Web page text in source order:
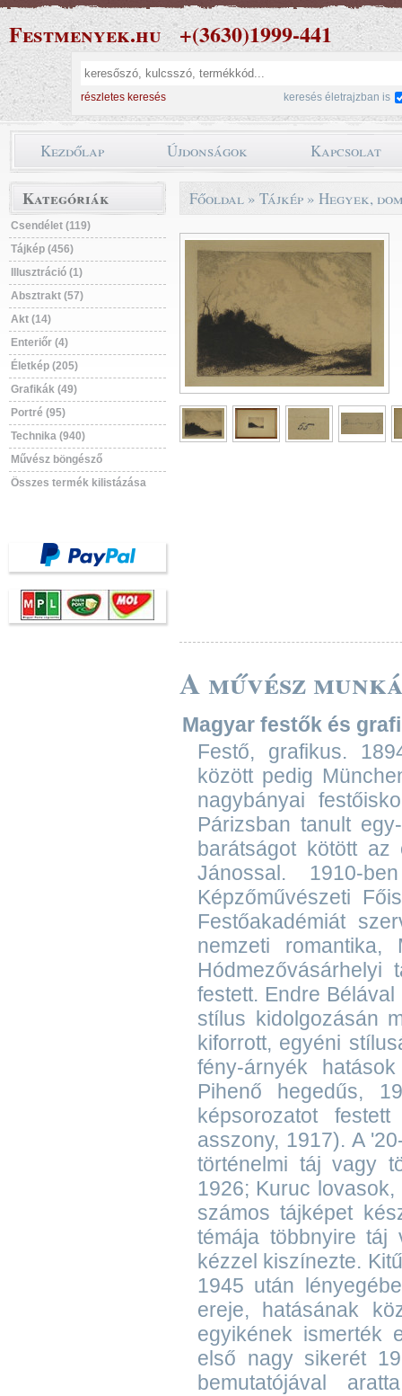
Festmenyek.hu +(3630)1999-441
részletes keresés keresés életrajzban is
Kezdőlap Újdonságok Kapcsolat
Kategóriák
Csendélet (119)
Tájkép (456)
Illusztráció (1)
Absztrakt (57)
Akt (14)
Enteriőr (4)
Életkép (205)
Grafikák (49)
Portré (95)
Technika (940)
Művész böngésző
Összes termék kilistázása
Főoldal » Tájkép » Hegyek,
A művész
Magyar festők és
Festő, grafikus.
között pedig
nagybányai
Párizsban tanult
barátságot kötött
Jánossal. 1910-
Képzőművészeti
Festőakadémiát
nemzeti
Hódmezővásárhelyi
festett. Endre
stílus kidolgozásán
kiforrott, egyéni
fény-árnyék
Pihenő hegedűs,
képsorozatot
asszony, 1917). A
történelmi táj vagy
1926; Kuruc
számos tájképet
témája többnyire táj
kézzel kiszínezte.
1945 után
ereje, hatásának
egyikének ismerték
első nagy sikerét
bemutatójával